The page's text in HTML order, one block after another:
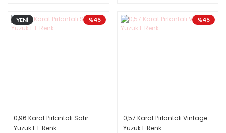
%45
YENİ
0,96 Karat Pırlantalı Safir
Yüzük E F Renk
%45
0,57 Karat Pırlantalı Vintage
Yüzük E Renk